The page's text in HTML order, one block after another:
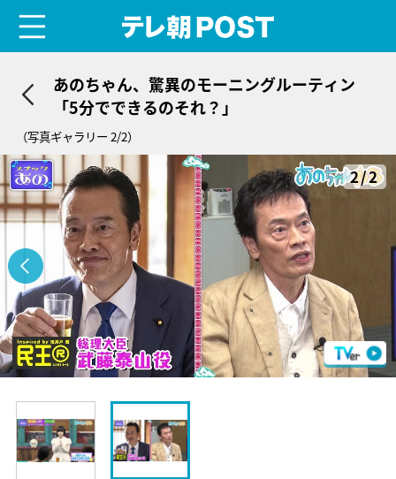
あのちゃん、驚異のモーニングルーティン
「5分でできるのそれ？」
（写真ギャラリー 2/2）
2/2